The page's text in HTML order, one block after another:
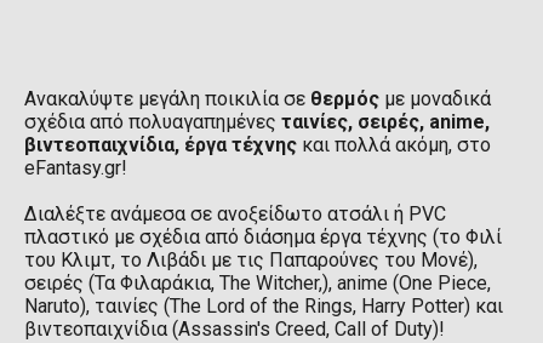
Ανακαλύψτε μεγάλη ποικιλία σε θερμός με μοναδικά
σχέδια από πολυαγαπημένες ταινίες, σειρές, anime,
βιντεοπαιχνίδια, έργα τέχνης και πολλά ακόμη, στο
eFantasy.gr!
Διαλέξτε ανάμεσα σε ανοξείδωτο ατσάλι ή PVC
πλαστικό με σχέδια από διάσημα έργα τέχνης (το Φιλί
του Κλιμτ, το Λιβάδι με τις Παπαρούνες του Μονέ),
σειρές (Τα Φιλαράκια, The Witcher,), anime (One Piece,
Naruto), ταινίες (The Lord of the Rings, Harry Potter) και
βιντεοπαιχνίδια (Assassin's Creed, Call of Duty)!